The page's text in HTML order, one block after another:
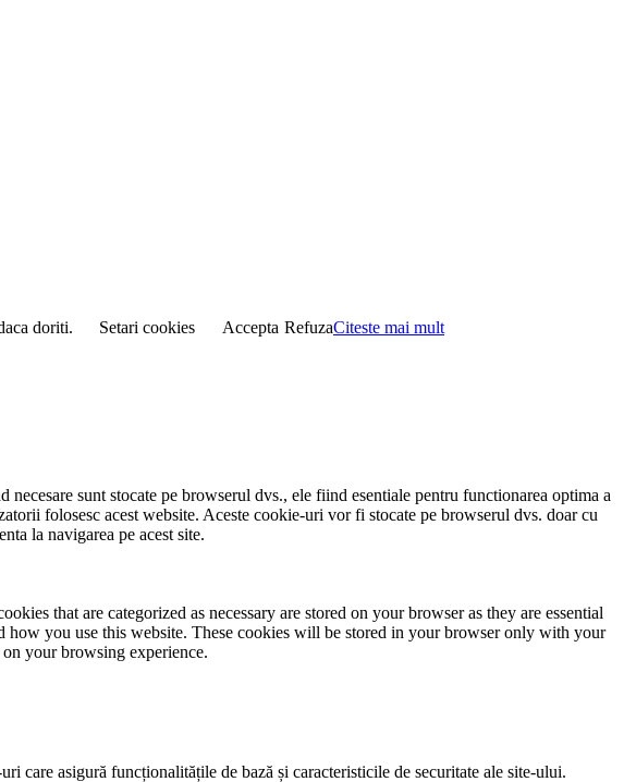
doriti. Setari cookies Accepta RefuzaCiteste mai mult
sunt stocate pe browserul dvs., ele fiind esentiale pentru functionarea optima a
folosesc acest website. Aceste cookie-uri vor fi stocate pe browserul dvs. doar cu
la navigarea pe acest site.
that are categorized as necessary are stored on your browser as they are essential
you use this website. These cookies will be stored in your browser only with your
your browsing experience.
care asigură funcționalitățile de bază și caracteristicile de securitate ale site-ului.